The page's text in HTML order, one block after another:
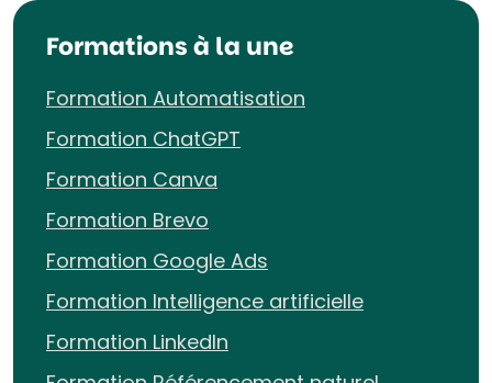
Formations à la une
Formation Automatisation
Formation ChatGPT
Formation Canva
Formation Brevo
Formation Google Ads
Formation Intelligence artificielle
Formation LinkedIn